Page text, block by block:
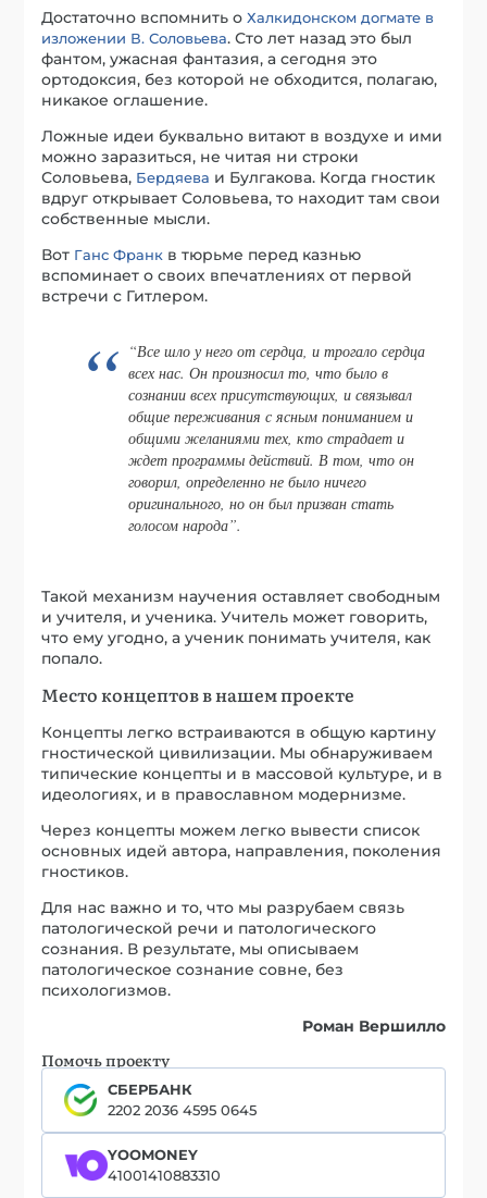
Достаточно вспомнить оХалкидонском догмате в
изложении В. Соловьева. Сто лет назад это был
фантом, ужасная фантазия, а сегодня это
ортодоксия, без которой не обходится, полагаю,
никакое оглашение.
Ложные идеи буквально витают в воздухе и ими
можно заразиться, не читая ни строки
Соловьева, Бердяева и Булгакова. Когда гностик
вдруг открывает Соловьева, то находит там свои
собственные мысли.
Вот Ганс Франк в тюрьме перед казнью
вспоминает о своих впечатлениях от первой
встречи с Гитлером.
“Все шло у него от сердца, и трогало сердца
всех нас. Он произносил то, что было в
сознании всех присутствующих, и связывал
общие переживания с ясным пониманием и
общими желаниями тех, кто страдает и
ждет программы действий. В том, что он
говорил, определенно не было ничего
оригинального, но он был призван стать
голосом народа”.
Такой механизм научения оставляет свободным
и учителя, и ученика. Учитель может говорить,
что ему угодно, а ученик понимать учителя, как
попало.
Место концептов в нашем проекте
Концепты легко встраиваются в общую картину
гностической цивилизации. Мы обнаруживаем
типические концепты и в массовой культуре, и в
идеологиях, и в православном модернизме.
Через концепты можем легко вывести список
основных идей автора, направления, поколения
гностиков.
Для нас важно и то, что мы разрубаем связь
патологической речи и патологического
сознания. В результате, мы описываем
патологическое сознание совне, без
психологизмов.
Роман Вершилло
Помочь проекту
СБЕРБАНК
2202 2036 4595 0645
YOOMONEY
41001410883310